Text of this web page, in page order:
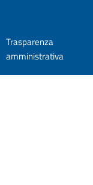
Trasparenza
amministrativa